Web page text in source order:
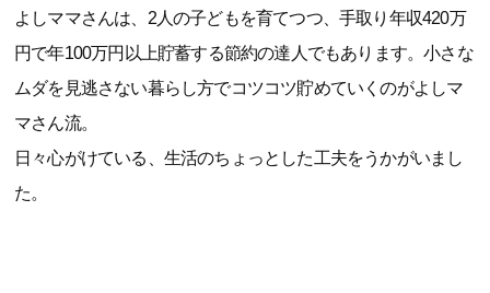
よしママさんは、2人の子どもを育てつつ、手取り年収420万
円で年100万円以上貯蓄する節約の達人でもあります。小さな
ムダを見逃さない暮らし方でコツコツ貯めていくのがよしマ
マさん流。
日々心がけている、生活のちょっとした工夫をうかがいまし
た。